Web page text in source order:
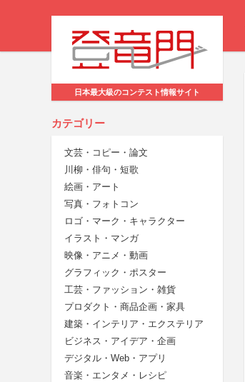
日本最大級のコンテスト情報サイト
カテゴリー
文芸・コピー・論文
川柳・俳句・短歌
絵画・アート
写真・フォトコン
ロゴ・マーク・キャラクター
イラスト・マンガ
映像・アニメ・動画
グラフィック・ポスター
工芸・ファッション・雑貨
プロダクト・商品企画・家具
建築・インテリア・エクステリア
ビジネス・アイデア・企画
デジタル・Web・アプリ
音楽・エンタメ・レシピ